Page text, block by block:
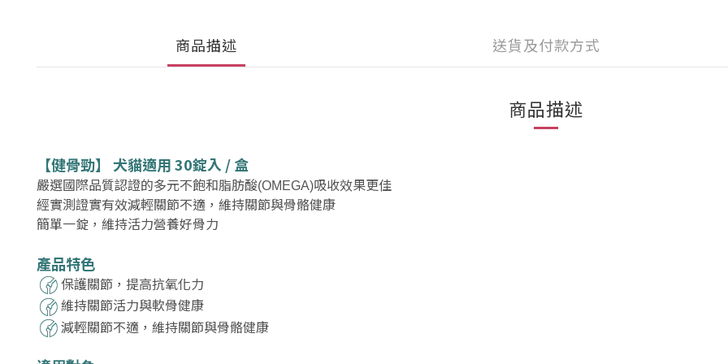
商品描述 送貨及付款方式
商品描述
【健骨勁】 犬貓適用 30錠入 / 盒
嚴選國際品質認證的多元不飽和脂肪酸(OMEGA)吸收效果更佳
經實測證實有效減輕關節不適，維持關節與骨骼健康
簡單一錠，維持活力營養好骨力
產品特色
保護關節，提高抗氧化力
維持關節活力與軟骨健康
減輕關節不適，維持關節與骨骼健康